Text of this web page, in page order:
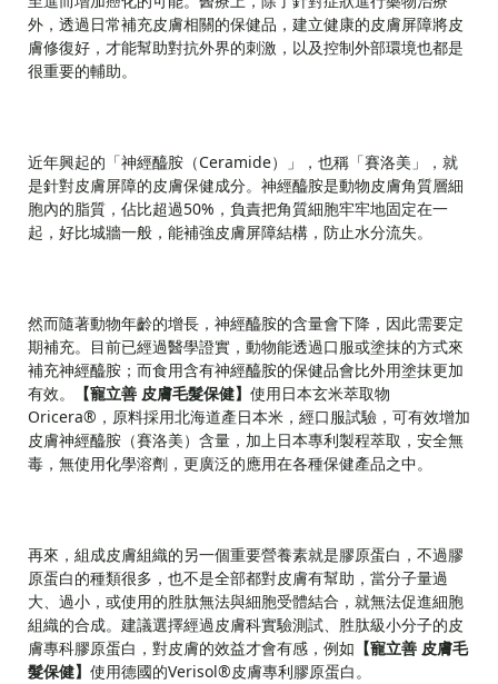
外，透過日常補充皮膚相關的保健品，建立健康的皮膚屏障將皮
膚修復好，才能幫助對抗外界的刺激，以及控制外部環境也都是
很重要的輔助。
近年興起的「神經醯胺（Ceramide）」，也稱「賽洛美」，就
是針對皮膚屏障的皮膚保健成分。神經醯胺是動物皮膚角質層細
胞內的脂質，佔比超過50%，負責把角質細胞牢牢地固定在一
起，好比城牆一般，能補強皮膚屏障結構，防止水分流失。
然而隨著動物年齡的增長，神經醯胺的含量會下降，因此需要定
期補充。目前已經過醫學證實，動物能透過口服或塗抹的方式來
補充神經醯胺；而食用含有神經醯胺的保健品會比外用塗抹更加
有效。
【寵立善 皮膚毛髮保健】 使用日本玄米萃取物
Oricera®，原料採用北海道產日本米，經口服試驗，可有效增加
皮膚神經醯胺（賽洛美）含量，加上日本專利製程萃取，安全無
毒，無使用化學溶劑，更廣泛的應用在各種保健產品之中。
再來，組成皮膚組織的另一個重要營養素就是膠原蛋白，不過膠
原蛋白的種類很多，也不是全部都對皮膚有幫助，當分子量過
大、過小，或使用的胜肽無法與細胞受體結合，就無法促進細胞
組織的合成。建議選擇經過皮膚科實驗測試、胜肽級小分子的皮
膚專科膠原蛋白，對皮膚的效益才會有感，例如 【寵立善 皮膚毛
髮保健】 使用德國的Verisol®皮膚專利膠原蛋白。